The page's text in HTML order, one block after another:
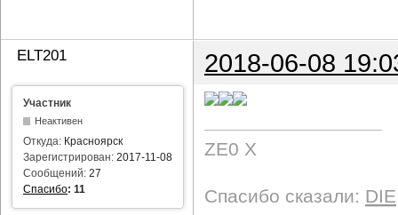
ELT201 2018-06-08
Участник
Неактивен
Откуда: Красноярск
Зарегистрирован: 2017-11-08
Сообщений: 27
Спасибо: 11
ZE0 X
Спасибо сказали: DIE